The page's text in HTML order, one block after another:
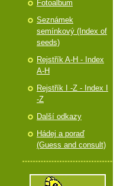
Fotoalbum
Seznámek
semínkový (Index of
seeds)
Rejstřík A-H - Index
A-H
Rejstřík I -Z - Index I
-Z
Další odkazy
Hádej a poraď
(Guess and consult)